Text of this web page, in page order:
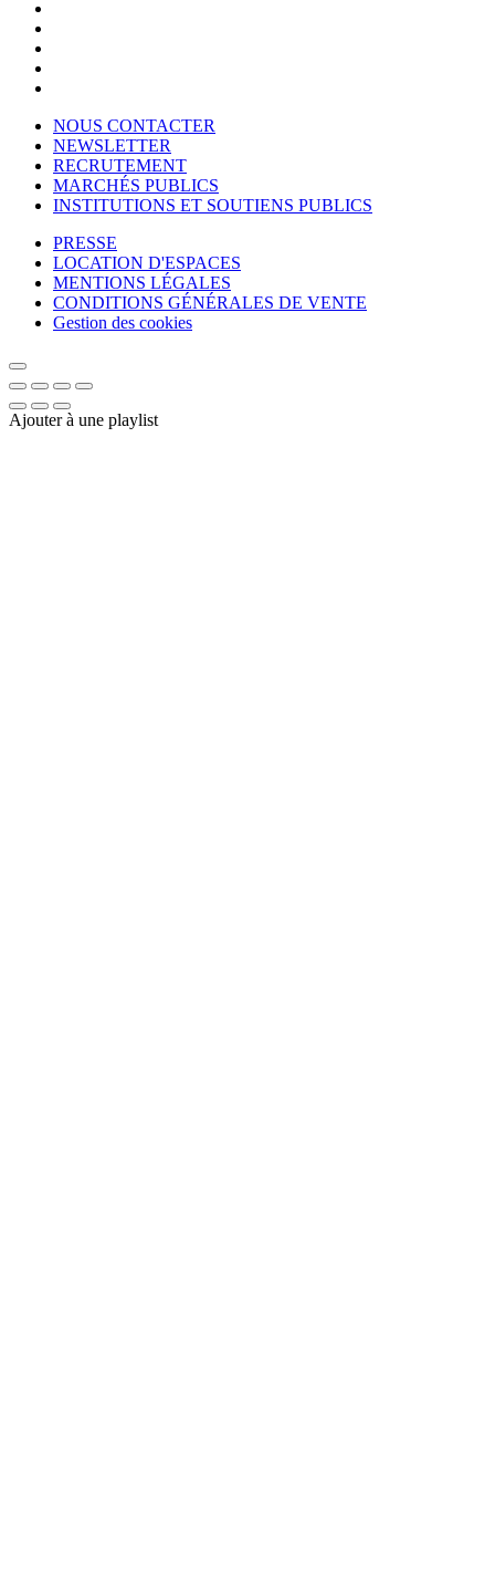
NOUS CONTACTER
NEWSLETTER
RECRUTEMENT
MARCHÉS PUBLICS
INSTITUTIONS ET SOUTIENS PUBLICS
PRESSE
LOCATION D'ESPACES
MENTIONS LÉGALES
CONDITIONS GÉNÉRALES DE VENTE
Gestion des cookies
Ajouter à une playlist